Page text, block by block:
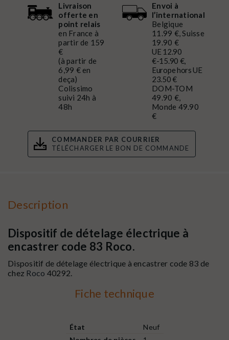
Livraison
offerte en
point relais
en France à
partir de 159
€
(à partir de
6,99 € en
deça)
Colissimo
suivi 24h à
48h
Envoi à
l’international
Belgique
11.99 €, Suisse
19.90 €
UE 12.90
€-15.90 €,
Europe hors UE
23.50 €
DOM-TOM
49.90 €,
Monde 49.90
€
COMMANDER PAR COURRIER
TÉLÉCHARGER LE BON DE COMMANDE
Description
Dispositif de dételage électrique à
encastrer code 83 Roco.
Dispositif de dételage électrique à encastrer code 83 de
chez Roco 40292.
Fiche technique
État
Neuf